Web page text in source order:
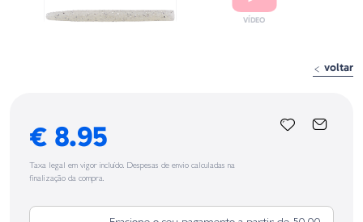
voltar
€ 8.95
Taxa legal em vigor incluído. Despesas de envio calculadas na
finalização da compra.